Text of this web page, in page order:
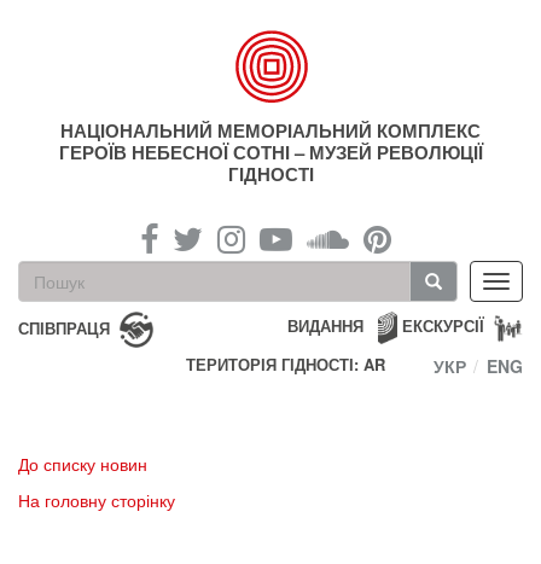
НАЦІОНАЛЬНИЙ МЕМОРІАЛЬНИЙ КОМПЛЕКС
ГЕРОЇВ НЕБЕСНОЇ СОТНІ – МУЗЕЙ РЕВОЛЮЦІЇ
ГІДНОСТІ
Пошукова
форма
Пошук
СПІВПРАЦЯ ЕКСКУРСІЇ
ВИДАННЯ
ТЕРИТОРІЯ ГІДНОСТІ: AR
УКР ENG
До списку новин
На головну сторінку